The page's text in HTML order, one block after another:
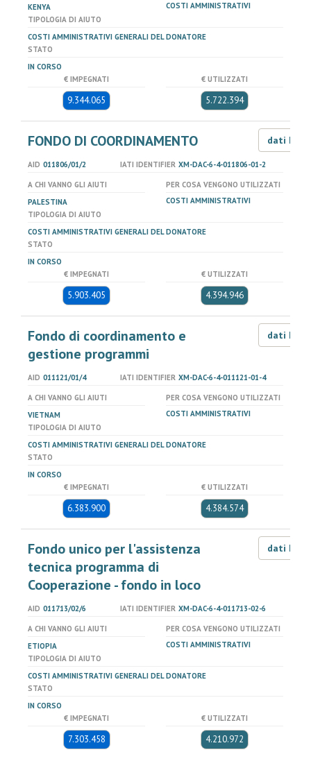
KENYA
COSTI AMMINISTRATIVI
TIPOLOGIA DI AIUTO
COSTI AMMINISTRATIVI GENERALI DEL DONATORE
STATO
IN CORSO
€ IMPEGNATI
9.344.065
€ UTILIZZATI
5.722.394
FONDO DI COORDINAMENTO dati LOD
AID 011806/01/2 IATI IDENTIFIER XM-DAC-6-4-011806-01-2
A CHI VANNO GLI AIUTI
PALESTINA
PER COSA VENGONO UTILIZZATI
COSTI AMMINISTRATIVI
TIPOLOGIA DI AIUTO
COSTI AMMINISTRATIVI GENERALI DEL DONATORE
STATO
IN CORSO
€ IMPEGNATI
5.903.405
€ UTILIZZATI
4.394.946
Fondo di coordinamento e
gestione programmi
dati LOD
AID 011121/01/4 IATI IDENTIFIER XM-DAC-6-4-011121-01-4
A CHI VANNO GLI AIUTI
VIETNAM
PER COSA VENGONO UTILIZZATI
COSTI AMMINISTRATIVI
TIPOLOGIA DI AIUTO
COSTI AMMINISTRATIVI GENERALI DEL DONATORE
STATO
IN CORSO
€ IMPEGNATI
6.383.900
€ UTILIZZATI
4.384.574
Fondo unico per l'assistenza
tecnica programma di
Cooperazione - fondo in loco
dati LOD
AID 011713/02/6 IATI IDENTIFIER XM-DAC-6-4-011713-02-6
A CHI VANNO GLI AIUTI
ETIOPIA
PER COSA VENGONO UTILIZZATI
COSTI AMMINISTRATIVI
TIPOLOGIA DI AIUTO
COSTI AMMINISTRATIVI GENERALI DEL DONATORE
STATO
IN CORSO
€ IMPEGNATI
7.303.458
€ UTILIZZATI
4.210.972